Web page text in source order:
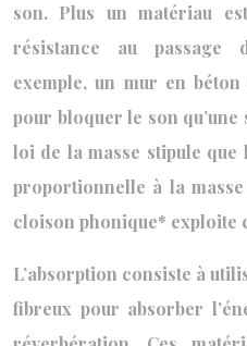
son. Plus un matériau
résistance au passage
exemple, un mur en
pour bloquer le son
loi de la masse stipule que
proportionnelle à la
cloison phonique* exploite
L’absorption consiste à
fibreux pour absorber